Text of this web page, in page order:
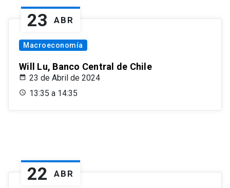
23 ABR
Macroeconomía
Will Lu, Banco Central de Chile
23 de Abril de 2024
13:35 a 14:35
22 ABR